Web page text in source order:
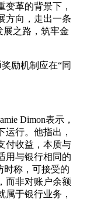
革的背景下，
方向，走出一条
展之路，筑牢金
励机制应在“同
Dimon表示，
行。他指出，
付收益，本质与
用与银行相同的
时称，可接受的
而非对账户余额
于银行业务，